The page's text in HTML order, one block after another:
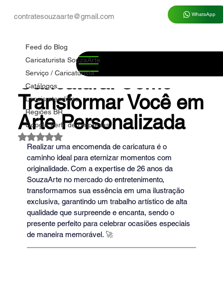
contratesouzaarte@gmail.com WhatsApp
Feed do Blog
Caricaturista SouzaArte
Serviço / Caricaturista
Catálogos
Locais atendidos
Regiões BR
Google Perfil de Empresas
✅ Encomenda de
Caricatura: Como
Transformar Você em
Arte Personalizada
Marco Souza
Avaliado com NaN de 5 estrelas.
Realizar uma encomenda de caricatura é o
caminho ideal para eternizar momentos com
originalidade. Com a expertise de 26 anos da
SouzaArte no mercado do entretenimento,
transformamos sua essência em uma ilustração
exclusiva, garantindo um trabalho artístico de alta
qualidade que surpreende e encanta, sendo o
presente perfeito para celebrar ocasiões especiais
de maneira memorável. 🚀